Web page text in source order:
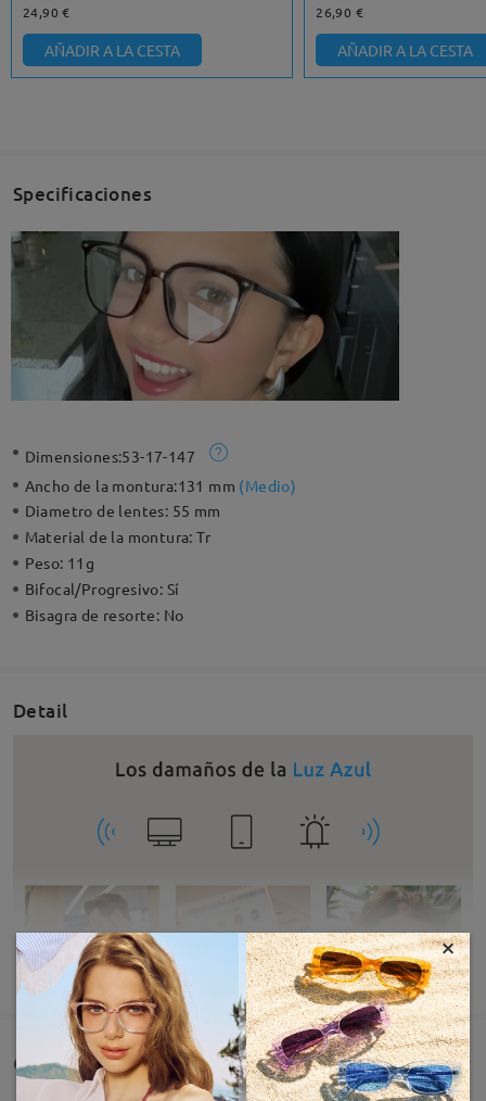
24,90 €
AÑADIR A LA CESTA
26,90 €
AÑADIR A LA CESTA
Specificaciones
Dimensiones:53-17-147
Ancho de la montura:131 mm (Medio)
Diametro de lentes: 55 mm
Material de la montura:Tr
Peso: 11g
Bifocal/Progresivo: Sí
Bisagra de resorte: No
Detail
MOSTRAR MÁS
Comentarios de Clientes(195)
×